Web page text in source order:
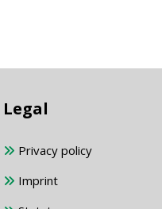
Legal
Privacy policy
Imprint